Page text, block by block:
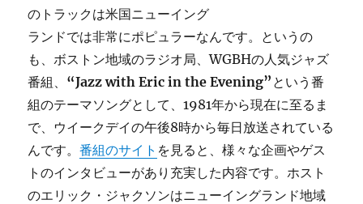
のトラックは米国ニューイング
ランドでは非常にポピュラーなんです。というの
も、ボストン地域のラジオ局、WGBHの人気ジャズ
番組、 “Jazz with Eric in the Evening” という番
組のテーマソングとして、1981年から現在に至るま
で、ウイークデイの午後8時から毎日放送されている
んです。番組のサイト を見ると、様々な企画やゲス
トのインタビューがあり充実した内容です。ホスト
のエリック・ジャクソンはニューイングランド地域